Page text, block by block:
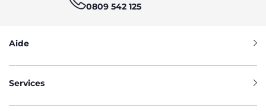
0809 542 125
Aide
Services